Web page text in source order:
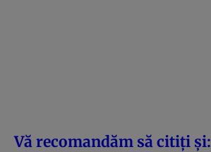
Vă recomandăm să citiți și: